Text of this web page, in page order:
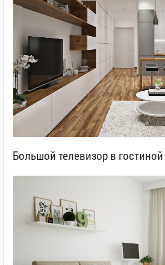
Большой телевизор в гостиной